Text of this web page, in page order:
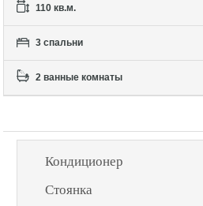
110 кв.м.
3 спальни
2 ванные комнаты
Кондиционер
Стоянка